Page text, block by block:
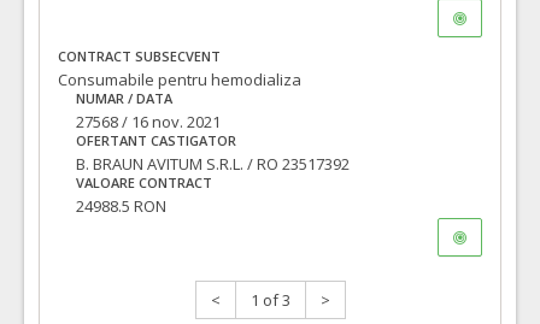
CONTRACT SUBSECVENT
Consumabile pentru hemodializa
NUMAR / DATA
27568 / 16 nov. 2021
OFERTANT CASTIGATOR
B. BRAUN AVITUM S.R.L. / RO 23517392
VALOARE CONTRACT
24988.5 RON
< 1 of 3 >